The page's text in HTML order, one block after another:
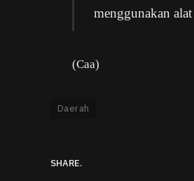
menggunakan
(Caa)
Daerah
SHARE.